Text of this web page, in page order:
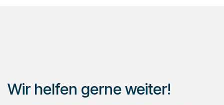
Wir helfen gerne weiter!